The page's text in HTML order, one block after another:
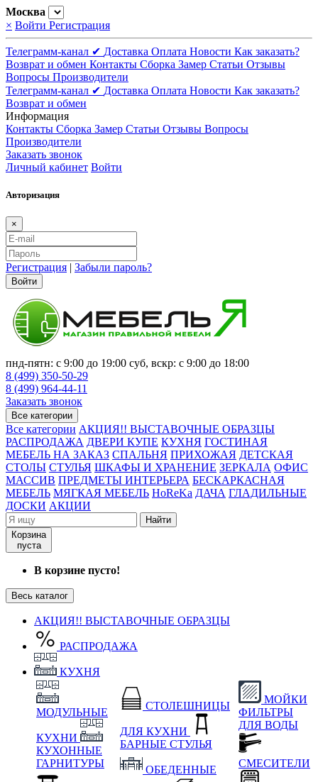
Москва
× Войти Регистрация
Телеграмм-канал ✔ Доставка Оплата Новости Как заказать?
Возврат и обмен Контакты Сборка Замер Статьи Отзывы
Вопросы Производители
Телеграмм-канал ✔ Доставка Оплата Новости Как заказать?
Возврат и обмен
Информация
Контакты Сборка Замер Статьи Отзывы Вопросы
Производители
Заказать звонок
Личный кабинет Войти
Авторизация
×
Регистрация | Забыли пароль?
Войти
пнд-пятн: с 9:00 до 19:00 суб, вскр: с 9:00 до 18:00
8 (499) 350-50-29
8 (499) 964-44-11
Заказать звонок
Все категории
Все категории АКЦИЯ!! ВЫСТАВОЧНЫЕ ОБРАЗЦЫ
РАСПРОДАЖА ДВЕРИ КУПЕ КУХНЯ ГОСТИНАЯ
МЕБЕЛЬ НА ЗАКАЗ СПАЛЬНЯ ПРИХОЖАЯ ДЕТСКАЯ
СТОЛЫ СТУЛЬЯ ШКАФЫ И ХРАНЕНИЕ ЗЕРКАЛА ОФИС
МАССИВ ПРЕДМЕТЫ ИНТЕРЬЕРА БЕСКАРКАСНАЯ
МЕБЕЛЬ МЯГКАЯ МЕБЕЛЬ HoReKa ДАЧА ГЛАДИЛЬНЫЕ
ДОСКИ АКЦИИ
Найти
Корзина
пуста
В корзине пусто!
Весь каталог
АКЦИЯ!! ВЫСТАВОЧНЫЕ ОБРАЗЦЫ
РАСПРОДАЖА
КУХНЯ
МОДУЛЬНЫЕ
КУХНИ
КУХОННЫЕ
ГАРНИТУРЫ
СТОЛЕШНИЦЫ
ДЛЯ КУХНИ
БАРНЫЕ СТУЛЬЯ
ОБЕДЕННЫЕ
МОЙКИ
ФИЛЬТРЫ
ДЛЯ ВОДЫ
СМЕСИТЕЛИ